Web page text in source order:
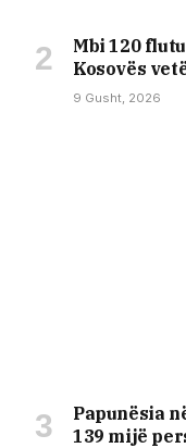
Mbi 120
Kosovës
9 Gusht, 2026
Papunësia
139 mijë